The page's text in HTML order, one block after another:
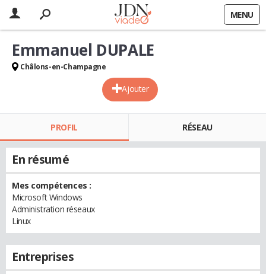
MENU
Ajouter
Emmanuel DUPALE
Châlons-en-Champagne
PROFIL RÉSEAU
En résumé
Mes compétences :
Microsoft Windows
Administration réseaux
Linux
Entreprises